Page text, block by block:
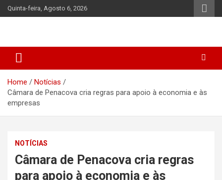
Skip
to
Quinta-feira, Agosto 6, 2026
Home
Notícias
Câmara de Penacova cria regras para apoio à economia e às
empresas
NOTÍCIAS
Câmara de Penacova cria regras
para apoio à economia e às